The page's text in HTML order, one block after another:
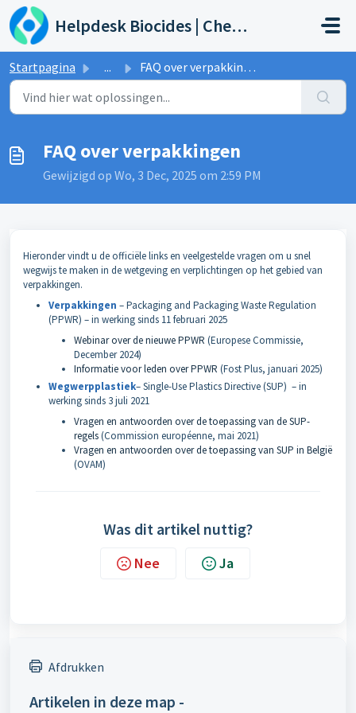
Doorgaan naar hoofdinhoud
Helpdesk Biocides | Chemicals | Products
Startpagina ... FAQ over verpakkingen
FAQ over verpakkingen
Gewijzigd op Wo, 3 Dec, 2025 om 2:59 PM
Hieronder vindt u de officiële links en veelgestelde vragen om u snel
wegwijs te maken in de wetgeving en verplichtingen op het gebied van
verpakkingen.
Verpakkingen – Packaging and Packaging Waste Regulation
(PPWR) – in werking sinds 11 februari 2025
Webinar over de nieuwe PPWR (Europese Commissie,
December 2024)
Informatie voor leden over PPWR (Fost Plus, januari 2025)
Wegwerpplastiek– Single-Use Plastics Directive (SUP) – in
werking sinds 3 juli 2021
Vragen en antwoorden over de toepassing van de SUP-
regels(Commission européenne, mai 2021)
Vragen en antwoorden over de toepassing van SUP in België
(OVAM)
Was dit artikel nuttig?
Nee Ja
Afdrukken
Artikelen in deze map -